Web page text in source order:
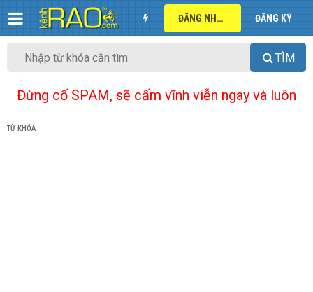
ĐĂNG NHẬP ĐĂNG KÝ
TÌM
Đừng cố SPAM, sẽ cấm vĩnh viễn ngay và luôn
TỪ KHÓA